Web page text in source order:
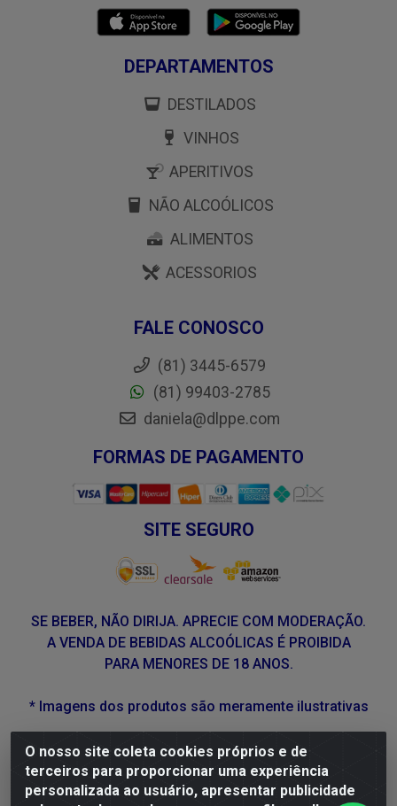
O nosso site coleta cookies próprios e de
terceiros para proporcionar uma experiência
personalizada ao usuário, apresentar publicidade
DEPARTAMENTOS
DESTILADOS
VINHOS
APERITIVOS
NÃO ALCOÓLICOS
ALIMENTOS
ACESSORIOS
FALE CONOSCO
(81) 3445-6579
(81) 99403-2785
daniela@dlppe.com
FORMAS DE PAGAMENTO
SITE SEGURO
SE BEBER, NÃO DIRIJA. APRECIE COM MODERAÇÃO.
A VENDA DE BEBIDAS ALCOÓLICAS É PROIBIDA
PARA MENORES DE 18 ANOS.
* Imagens dos produtos são meramente ilustrativas
DLP Vinhos - Av. Engenheiro Abdias de Carvalho, 962 -
Torrões, Recife/PE - CEP 50.640-525 - CNPJ
05.429.222/0001-48